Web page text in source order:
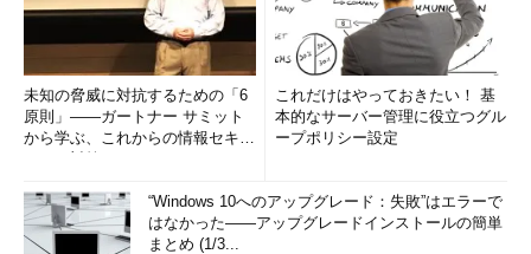
未知の脅威に対抗するための「6
原則」――ガートナー サミット
から学ぶ、これからの情報セキュ
これだけはやっておきたい！ 基
本的なサーバー管理に役立つグル
ープポリシー設定
“Windows 10へのアップグレード：失敗”はエラーで
はなかった――アップグレードインストールの簡単
まとめ (1/3...